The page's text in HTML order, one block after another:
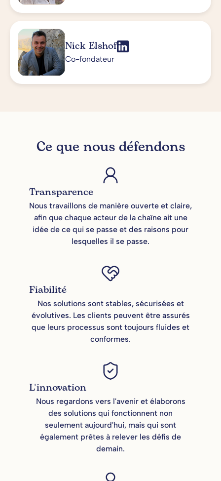
Nick Elshof
Co-fondateur
Ce que nous défendons
Transparence
Nous travaillons de manière ouverte et claire,
afin que chaque acteur de la chaîne ait une
idée de ce qui se passe et des raisons pour
lesquelles il se passe.
Fiabilité
Nos solutions sont stables, sécurisées et
évolutives. Les clients peuvent être assurés
que leurs processus sont toujours fluides et
conformes.
L'innovation
Nous regardons vers l'avenir et élaborons
des solutions qui fonctionnent non
seulement aujourd'hui, mais qui sont
également prêtes à relever les défis de
demain.